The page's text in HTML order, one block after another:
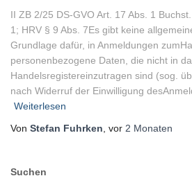
II ZB 2/25 DS-GVO Art. 17 Abs. 1
1; HRV § 9 Abs. 7Es gibt keine
Grundlage dafür, in Anmeldungen
personenbezogene Daten, die nicht in
Handelsregistereinzutragen sind (sog.
nach Widerruf der Einwilligung
Weiterlesen
Von Stefan Fuhrken , vor 2 Monaten
Suchen